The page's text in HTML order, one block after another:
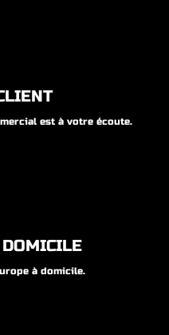
est à votre écoute.
à domicile.